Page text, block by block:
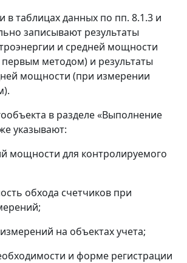
в таблицах данных по пп. 8.1.3 и
записывают результаты
и средней мощности
методом) и результаты
мощности (при измерении
в разделе «Выполнение
указывают:
мощности для контролируемого
обхода счетчиков при
на объектах учета;
и форме регистрации